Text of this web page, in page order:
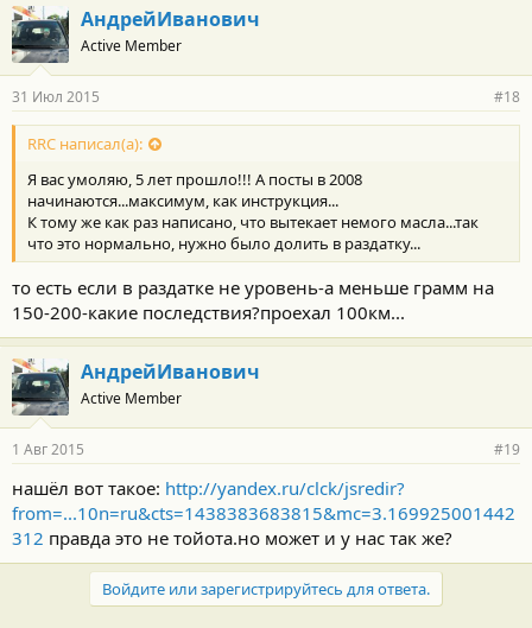
АндрейИванович
Active Member
31 Июл 2015 #18
RRC написал(а):
Я вас умоляю, 5 лет прошло!!! А посты в 2008
начинаются...максимум, как инструкция...
К тому же как раз написано, что вытекает немого масла...так
что это нормально, нужно было долить в раздатку...
то есть если в раздатке не уровень-а меньше грамм на
150-200-какие последствия?проехал 100км...
АндрейИванович
Active Member
1 Авг 2015 #19
нашёл вот такое: http://yandex.ru/clck/jsredir?
from=...10n=ru&cts=1438383683815&mc=3.169925001442
312 правда это не тойота.но может и у нас так же?
Войдите или зарегистрируйтесь для ответа.